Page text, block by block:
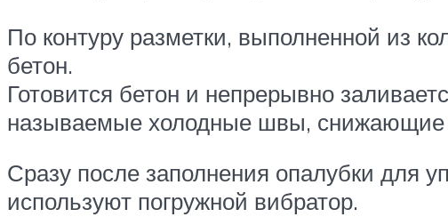
По контуру разметки, выполненной из
бетон.
Готовится бетон и непрерывно
называемые холодные швы, снижающие
Сразу после заполнения опалубки для
используют погружной вибратор.